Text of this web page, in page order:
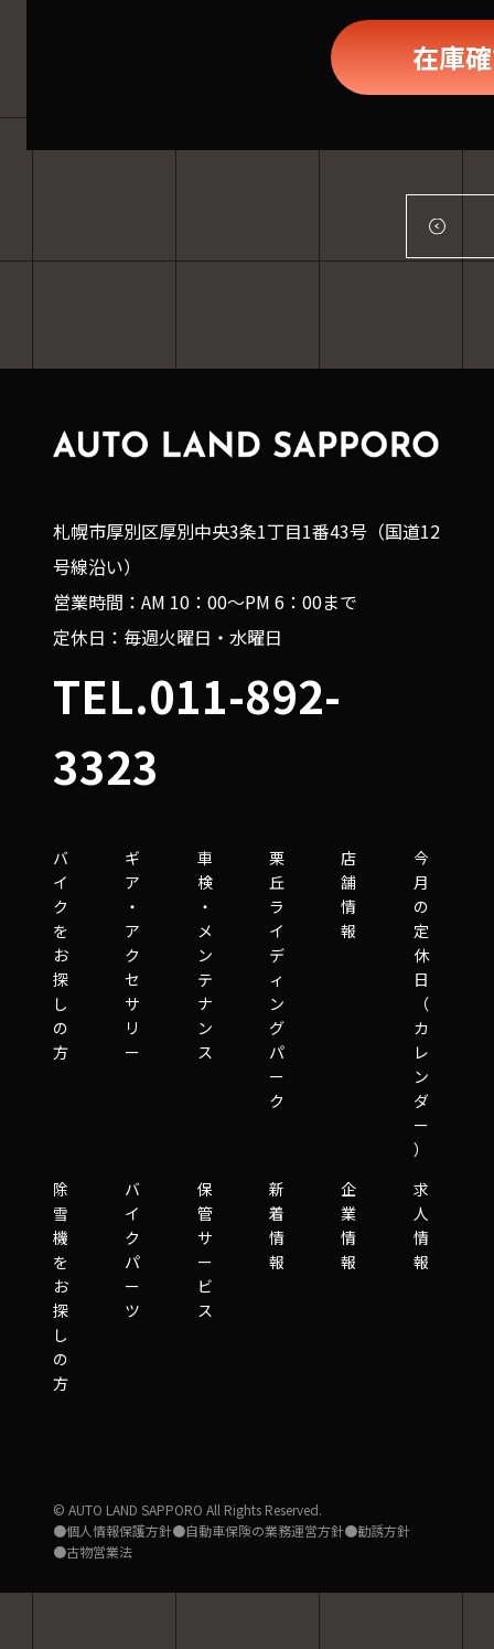
在庫
札幌市厚別区厚別中央3条1丁目1番43号（国道12
号線沿い）
営業時間：AM 10：00～PM 6：00まで
定休日：毎週火曜日・水曜日
TEL.011-892-
3323
バ
イ
ク
を
お
探
し
の
方
除
雪
機
を
お
探
し
の
方
ギ
ア
・
ア
ク
セ
サ
リ
ー
バ
イ
ク
パ
ー
ツ
車
検
・
メ
ン
テ
ナ
ン
ス
保
管
サ
ー
ビ
ス
栗
丘
ラ
イ
デ
ィ
ン
グ
パ
ー
ク
新
着
情
報
店
舗
情
報
企
業
情
報
今
月
の
定
休
日
（
カ
レ
ン
ダ
ー
）
求
人
情
報
© AUTO LAND SAPPORO All Rights Reserved.
●個人情報保護方針●自動車保険の業務運営方針●勧誘方針
●古物営業法